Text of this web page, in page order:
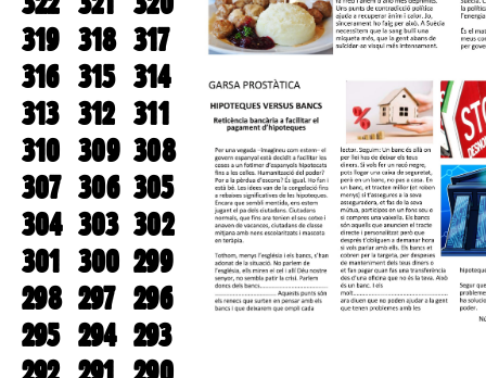
319 318 317
316 315 314
313 312 311
310 309 308
307 306 305
304 303 302
301 300 299
298 297 296
295 294 293